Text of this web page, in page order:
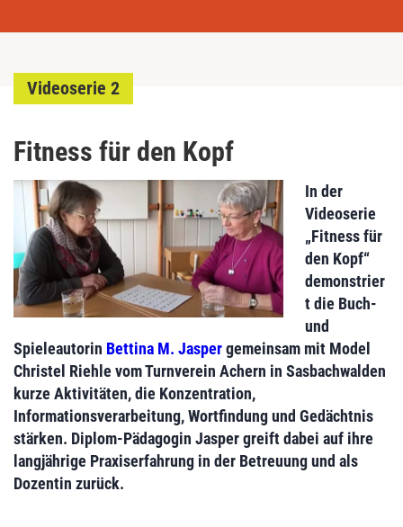
Videoserie 2
Fitness für den Kopf
In der
Videoserie
„Fitness für
den Kopf“
demonstrier
t die Buch-
und
Spieleautorin Bettina M. Jaspergemeinsam mit Model
Christel Riehle vom Turnverein Achern in Sasbachwalden
kurze Aktivitäten, die Konzentration,
Informationsverarbeitung, Wortfindung und Gedächtnis
stärken. Diplom-Pädagogin Jasper greift dabei auf ihre
langjährige Praxiserfahrung in der Betreuung und als
Dozentin zurück.